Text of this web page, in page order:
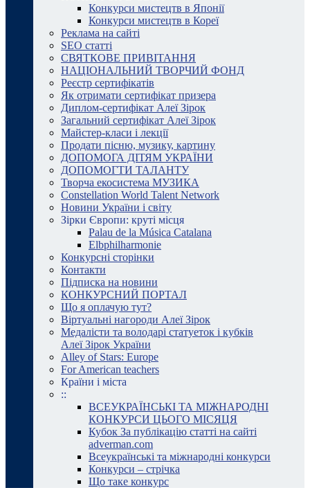
Конкурси мистецтв в Японії
Конкурси мистецтв в Кореї
Реклама на сайті
SEO статті
СВЯТКОВЕ ПРИВІТАННЯ
НАЦІОНАЛЬНИЙ ТВОРЧИЙ ФОНД
Реєстр сертифікатів
Як отримати сертифікат призера
Диплом-сертифікат Алеї Зірок
Загальний сертифікат Алеї Зірок
Майстер-класи і лекції
Продати пісню, музику, картину
ДОПОМОГА ДІТЯМ УКРАЇНИ
ДОПОМОГТИ ТАЛАНТУ
Творча екосистема МУЗИКА
Constellation World Talent Network
Новини України і світу
Зірки Європи: круті місця
Palau de la Música Catalana
Elbphilharmonie
Конкурсні сторінки
Контакти
Підписка на новини
КОНКУРСНИЙ ПОРТАЛ
Що я оплачую тут?
Віртуальні нагороди Алеї Зірок
Медалісти та володарі статуеток і кубків
Алеї Зірок України
Alley of Stars: Europe
For American teachers
Країни і міста
::
ВСЕУКРАЇНСЬКІ ТА МІЖНАРОДНІ
КОНКУРСИ ЦЬОГО МІСЯЦЯ
Кубок За публікацію статті на сайті
adverman.com
Всеукраїнські та міжнародні конкурси
Конкурси – стрічка
Що таке конкурс